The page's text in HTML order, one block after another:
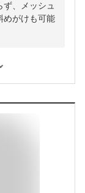
ず、メッシュ
めがけも可能